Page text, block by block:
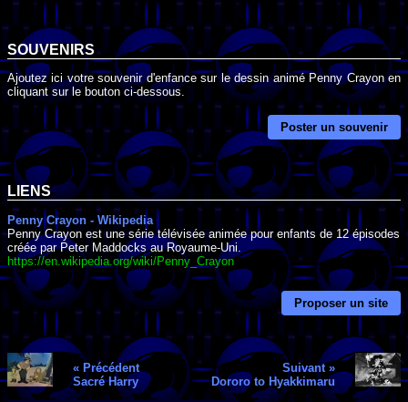
SOUVENIRS
Ajoutez ici votre souvenir d'enfance sur le dessin animé Penny Crayon en
cliquant sur le bouton ci-dessous.
Poster un souvenir
LIENS
Penny Crayon - Wikipedia
Penny Crayon est une série télévisée animée pour enfants de 12 épisodes
créée par Peter Maddocks au Royaume-Uni.
https://en.wikipedia.org/wiki/Penny_Crayon
Proposer un site
« Précédent
Sacré Harry
Suivant »
Dororo to Hyakkimaru